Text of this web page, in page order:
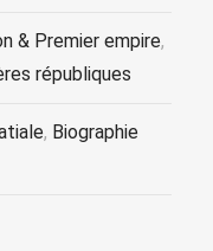
& Premier empire,
républiques
, Biographie